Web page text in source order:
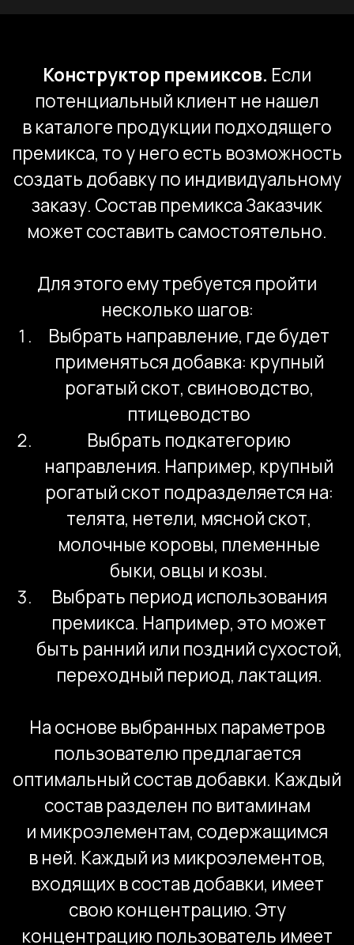
обратной связи. Заявка передается
клиента и составом премикса,
созданного пользователем.
Блог. Новостной раздел сайта несет
в себе несколько задач. Публикация
профессиональных статей компании
для повышения экспертного статуса
и более эффективного SEO-
продвижения, а также публикация
новостей компании — так компания
демонстрирует свою активность и то,
что следит за актуальностью
информации.